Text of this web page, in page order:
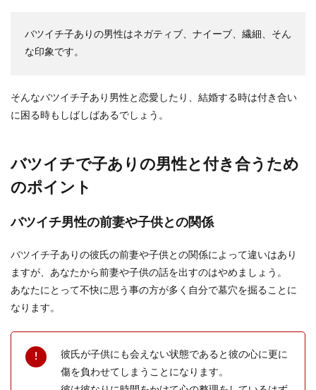
好きな男性と初デートの日を迎えたら、どんな会
話をすれば良いのかわからずに、少し緊張してし
基準を満...
彼女と結婚をしたいのに、彼女からは結婚の話を
バツイチ子ありの男性はネガティブ、ナイーブ、繊細、そん
な印象です。
そんなバツイチ子あり男性と恋愛したり、結婚する時は付き合い
に困る時もしばしばあるでしょう。
バツイチで子ありの男性と付き合うため
のポイント
バツイチ男性の前妻や子供との関係
バツイチ子ありの彼氏の前妻や子供との関係によって違いはあり
ますが、あなたから前妻や子供の話を出すのはやめましょう。
あなたにとって不快に思う事の方が多く自分で墓穴を掘ることに
なります。
彼氏が子供にも会えない状態であると彼の心に更に
傷を負わせてしまうことになります。